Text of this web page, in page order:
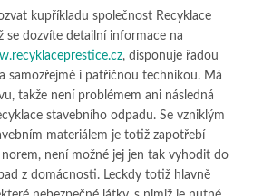
kupříkladu společnost Recyklace
se dozvíte detailní informace na
, disponuje řadou
samozřejmě i patřičnou technikou. Má
takže není problémem ani následná
stavebního odpadu. Se vzniklým
materiálem je totiž zapotřebí
není možné jej jen tak vyhodit do
z domácnosti. Leckdy totiž hlavně